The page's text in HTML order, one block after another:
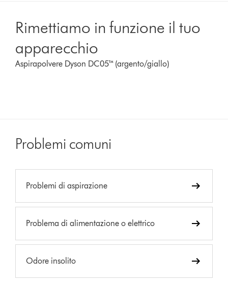
Rimettiamo in funzione il tuo
apparecchio
Aspirapolvere Dyson DC05™ (argento/giallo)
Problemi comuni
Problemi di aspirazione
Problema di alimentazione o elettrico
Odore insolito